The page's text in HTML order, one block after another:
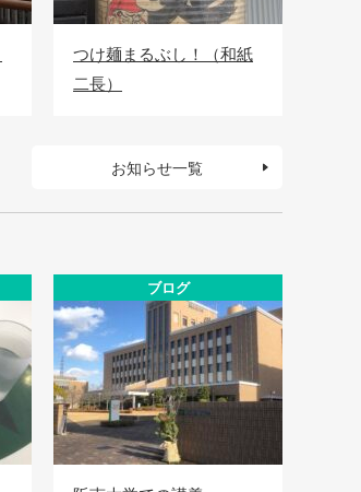
つけ麺まるぶし！（和紙
二長）
お知らせ一覧
ブログ